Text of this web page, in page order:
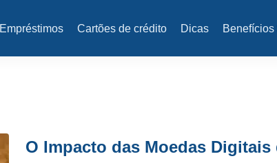
Empréstimos Cartões de crédito Dicas
O Impacto das Moedas